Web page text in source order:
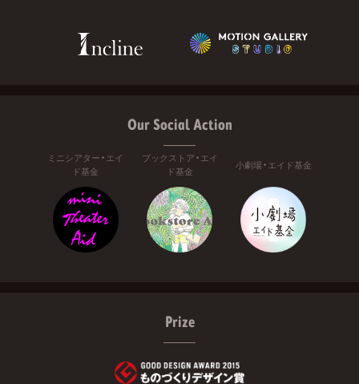
Our Social Action
ミニシアター・エイ
ド基金
ブックストア・エイ
ド基金
小劇場・エイド基金
Prize